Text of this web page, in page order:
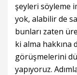
şeyleri söyleme
yok, alabilir de
bunları zaten
ki alma hakkına
görüşmelerini
yapıyoruz.